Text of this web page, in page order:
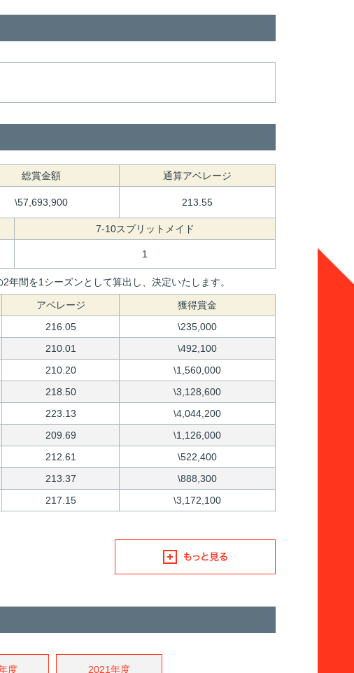
総賞金額
通算アベレージ
\57,693,900 213.55
7-10スプリットメイド
1
間を1シーズンとして算出し、決定いたします。
アベレージ
獲得賞金
216.05
\235,000
210.01
\492,100
210.20
\1,560,000
218.50
\3,128,600
223.13
\4,044,200
209.69
\1,126,000
212.61
\522,400
213.37
\888,300
217.15 \3,172,100
度 2021年度